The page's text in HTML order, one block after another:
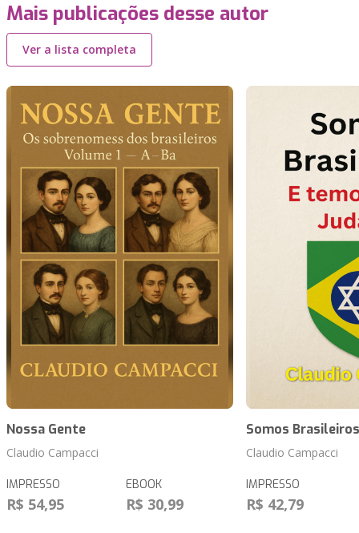
Mais publicações desse autor
Ver a lista completa
Nossa Gente
Claudio Campacci
IMPRESSO
R$ 54,95
EBOOK
R$ 30,99
Somos Brasileiros
Claudio Campacci
IMPRESSO
R$ 42,79